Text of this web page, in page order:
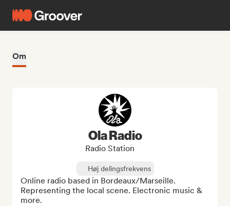
Om
Ola Radio
Radio Station
Høj delingsfrekvens
Online radio based in Bordeaux/Marseille.
Representing the local scene. Electronic music &
more.